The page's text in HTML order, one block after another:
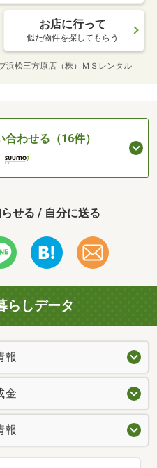
お店に行って
似た物件を探してもらう
浜松三方原店（株）ＭＳレンタル
わせる（16件）
せる / 自分に送る
らしデータ
報
金
報